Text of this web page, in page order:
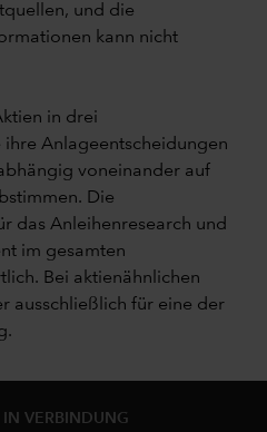
und die
kann nicht
in drei
ihre Anlageentscheidungen
voneinander auf
Die
das Anleihenresearch und
im gesamten
Bei aktienähnlichen
ausschließlich für eine der
IN VERBINDUNG